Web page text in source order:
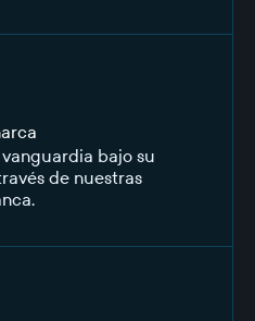
bajo su
de nuestras